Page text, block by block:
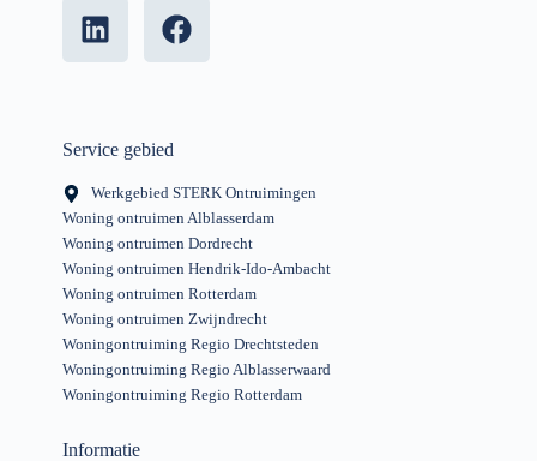
Service gebied
Werkgebied STERK Ontruimingen
Woning ontruimen Alblasserdam
Woning ontruimen Dordrecht
Woning ontruimen Hendrik-Ido-Ambacht
Woning ontruimen Rotterdam
Woning ontruimen Zwijndrecht
Woningontruiming Regio Drechtsteden
Woningontruiming Regio Alblasserwaard
Woningontruiming Regio Rotterdam
Informatie